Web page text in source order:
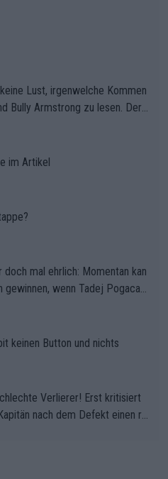
Lust, irgenwelche Kommen
Bully Armstrong zu lesen. Der
im Artikel
mal ehrlich: Momentan kan
gewinnen, wenn Tadej Pogacar
keinen Button und nichts
Verlierer! Erst kritisiert
nach dem Defekt einen ro